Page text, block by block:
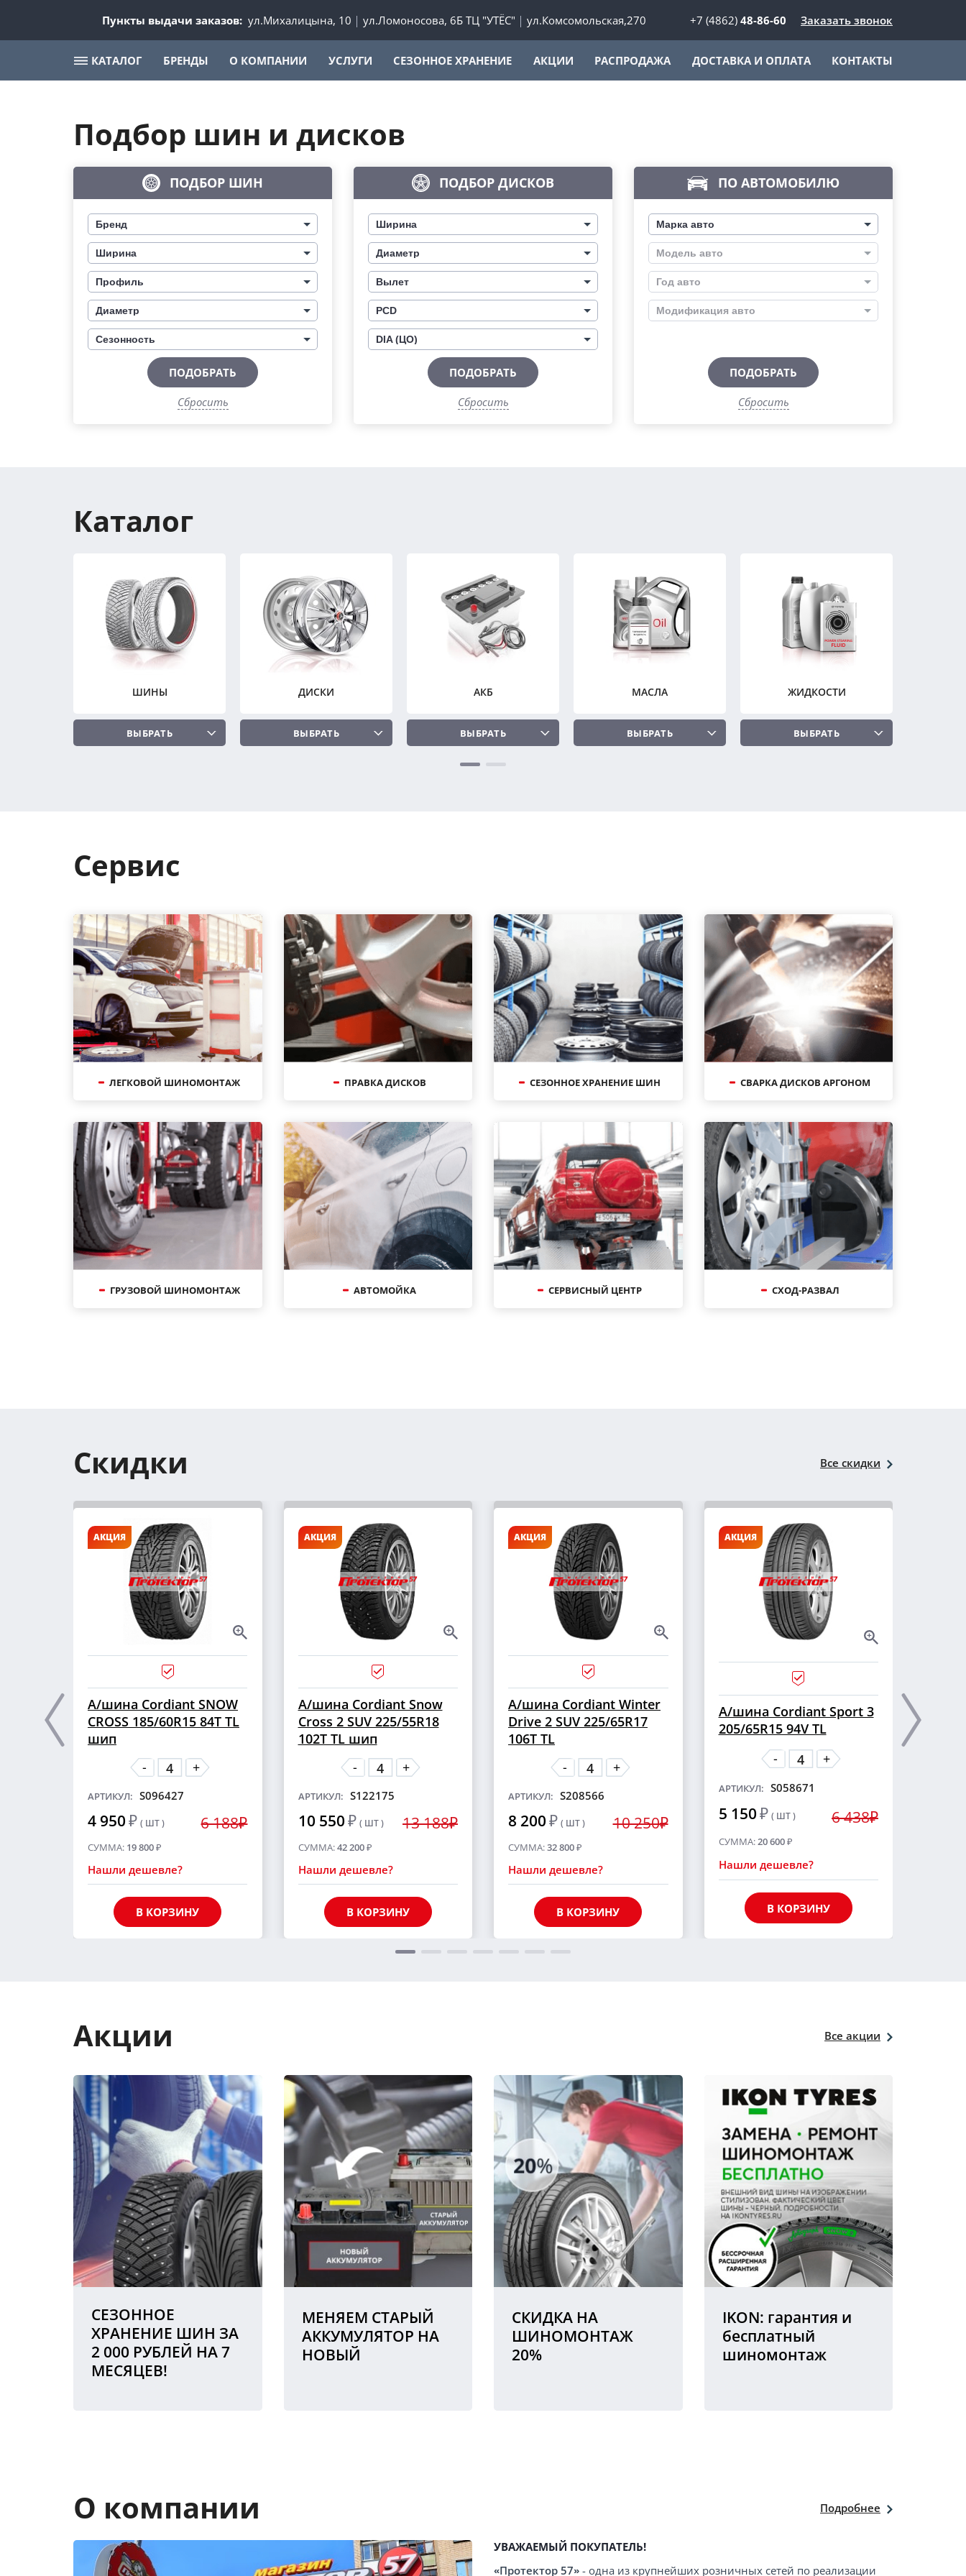
Пункты выдачи заказов: ул.Михалицына, 10 ул.Ломоносова, 6Б ТЦ "УТЁС" ул.Комсомольская,270 +7 (4862) 48-86-60 Заказать звонок
КАТАЛОГ БРЕНДЫ О КОМПАНИИ УСЛУГИ СЕЗОННОЕ ХРАНЕНИЕ АКЦИИ РАСПРОДАЖА ДОСТАВКА И ОПЛАТА КОНТАКТЫ
Подбор шин и дисков
ПОДБОР ШИН
Бренд
Ширина
Профиль
Диаметр
Сезонность
ПОДОБРАТЬ
Сбросить
ПОДБОР ДИСКОВ
Ширина
Диаметр
Вылет
PCD
DIA (ЦО)
ПОДОБРАТЬ
Сбросить
ПО АВТОМОБИЛЮ
Марка авто
Модель авто
Год авто
Модификация авто
ПОДОБРАТЬ
Сбросить
Каталог
ШИНЫ
ВЫБРАТЬ
ДИСКИ
ВЫБРАТЬ
АКБ
ВЫБРАТЬ
МАСЛА
ВЫБРАТЬ
ЖИДКОСТИ
ВЫБРАТЬ
Сервис
ЛЕГКОВОЙ ШИНОМОНТАЖ ПРАВКА ДИСКОВ СЕЗОННОЕ ХРАНЕНИЕ ШИН СВАРКА ДИСКОВ АРГОНОМ
ГРУЗОВОЙ ШИНОМОНТАЖ АВТОМОЙКА СЕРВИСНЫЙ ЦЕНТР СХОД-РАЗВАЛ
Скидки Все скидки
АКЦИЯ
А/шина Cordiant SNOW
CROSS 185/60R15 84T TL
шип
-
+
АРТИКУЛ: S096427
4 950₽ ( ШТ ) 6 188₽
СУММА: 19 800₽
Нашли дешевле?
В КОРЗИНУ
АКЦИЯ
А/шина Cordiant Snow
Cross 2 SUV 225/55R18
102T TL шип
-
+
АРТИКУЛ: S122175
10 550₽ ( ШТ ) 13 188₽
СУММА:42 200₽
Нашли дешевле?
В КОРЗИНУ
АКЦИЯ
А/шина Cordiant Winter
Drive 2 SUV 225/65R17
106T TL
-
+
АРТИКУЛ: S208566
8 200₽ ( ШТ ) 10 250₽
СУММА:32 800₽
Нашли дешевле?
В КОРЗИНУ
АКЦИЯ
А/шина Cordiant Sport 3
205/65R15 94V TL
-
+
АРТИКУЛ: S058671
5 150₽ ( ШТ ) 6 438₽
СУММА: 20 600₽
Нашли дешевле?
В КОРЗИНУ
Акции Все акции
СЕЗОННОЕ
ХРАНЕНИЕ ШИН ЗА
2 000 РУБЛЕЙ НА 7
МЕСЯЦЕВ!
МЕНЯЕМ СТАРЫЙ
АККУМУЛЯТОР НА
НОВЫЙ
СКИДКА НА
ШИНОМОНТАЖ
20%
IKON: гарантия и
бесплатный
шиномонтаж
О компании Подробнее
УВАЖАЕМЫЙ ПОКУПАТЕЛЬ!
«Протектор 57» - одна из крупнейших розничных сетей по реализации